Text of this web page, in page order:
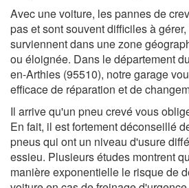
Avec une voiture, les pannes de
pas et sont souvent difficiles à
surviennent dans une zone
ou éloignée. Dans le département
en-Arthies (95510), notre garage
efficace de réparation et de
Il arrive qu'un pneu crevé vous
En fait, il est fortement déconseillé
pneus qui ont un niveau d'usure
essieu. Plusieurs études montrent
manière exponentielle le risque de